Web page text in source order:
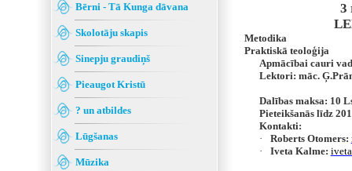
Bērni - Tā Kunga dāvana
Skolotāju skapis
Sinepju graudiņš
Pieaugot Kristū
? un atbildes
Lūgšanas
Mūzika
3
Metodika
Praktiskā teoloģija
Apmācībai cauri
Lektori: māc.
Dalības maksa: 10
Pieteikšanās līdz
Kontakti:
·
Roberts Otomers:
·
Iveta Kalme: